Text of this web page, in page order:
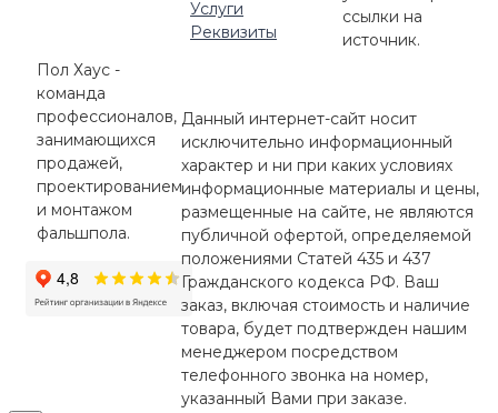
Услуги
Реквизиты
Пол Хаус -
команда
профессионалов,
занимающихся
продажей,
проектированием
и монтажом
фальшпола.
ссылки на
источник.
Данный интернет-сайт носит
исключительно информационный
характер и ни при каких условиях
информационные материалы и цены,
размещенные на сайте, не являются
публичной офертой, определяемой
положениями Статей 435 и 437
Гражданского кодекса РФ. Ваш
заказ, включая стоимость и наличие
товара, будет подтвержден нашим
менеджером посредством
телефонного звонка на номер,
указанный Вами при заказе.